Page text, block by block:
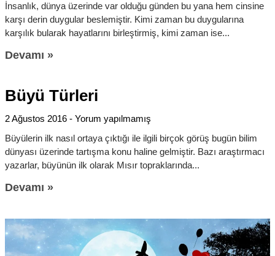
İnsanlık, dünya üzerinde var olduğu günden bu yana hem cinsine
karşı derin duygular beslemiştir. Kimi zaman bu duygularına
karşılık bularak hayatlarını birleştirmiş, kimi zaman ise
Devamı »
Büyü Türleri
2 Ağustos 2016
Yorum yapılmamış
Büyülerin ilk nasıl ortaya çıktığı ile ilgili birçok görüş bugün bilim
dünyası üzerinde tartışma konu haline gelmiştir. Bazı araştırmacı
yazarlar, büyünün ilk olarak Mısır topraklarında
Devamı »